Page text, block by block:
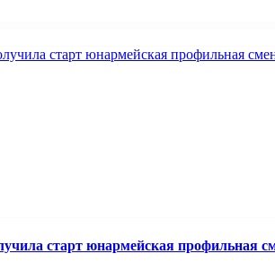
старт юнармейская профильная